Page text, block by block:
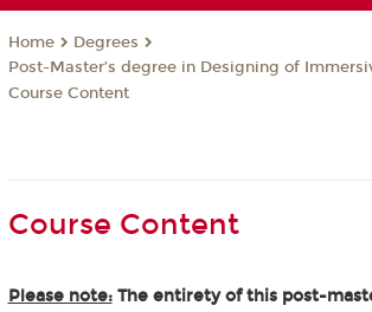
Home
Degrees
Post-Master’s degree in Designing of
Course Content
Course Content
Please note:The entirety of this post-